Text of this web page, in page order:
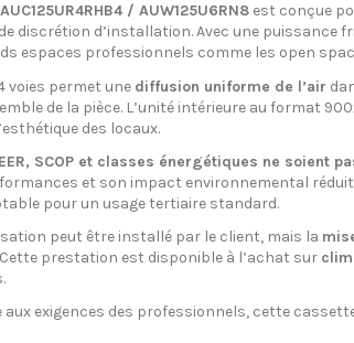
/ AUW125U6RN8est conçue
discrétion d’installation. Avec une puissance
espaces professionnels comme les open
voies permet une diffusion uniforme de l’air
de la pièce. L’unité intérieure au format
des locaux.
SCOP et classes énergétiques ne soient
et son impact environnemental
pour un usage tertiaire standard.
peut être installé par le client, mais la
Cette prestation est disponible à l’achat sur
exigences des professionnels, cette